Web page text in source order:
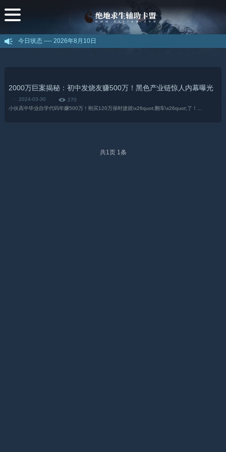
今日状态 ----2026年8月10日
2000万巨案揭秘：初中发烧友赚500万！黑色产业链惊人内幕曝光
· 2024-03-30
270
小伙高中毕业自学代码年赚500万！刚买120万保时捷就\x26quot;翻车\x26quot;了！...
共1页 1条